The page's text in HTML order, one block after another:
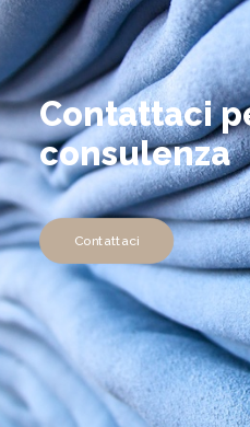
Contattaci
consulenza
Contattaci